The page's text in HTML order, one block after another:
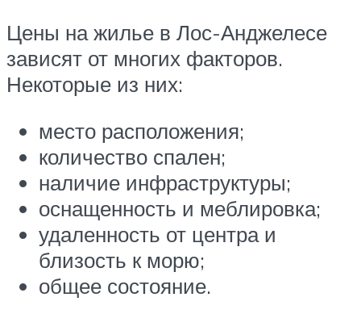
Цены на жилье в Лос-Анджелесе
зависят от многих факторов.
Некоторые из них:
место расположения;
количество спален;
наличие инфраструктуры;
оснащенность и меблировка;
удаленность от центра и
близость к морю;
общее состояние.